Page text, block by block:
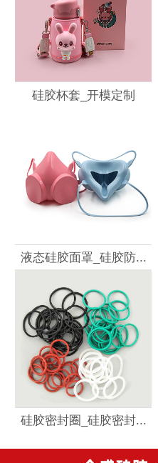
硅胶杯套_开模定制
液态硅胶面罩_硅胶防...
硅胶密封圈_硅胶密封...